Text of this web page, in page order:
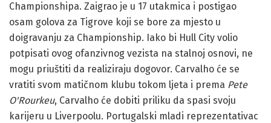
Championshipa. Zaigrao je u 17 utakmica i postigao
osam golova za Tigrove koji se bore za mjesto u
doigravanju za Championship. Iako bi Hull City volio
potpisati ovog ofanzivnog vezista na stalnoj osnovi, ne
mogu priuštiti da realiziraju dogovor. Carvalho će se
vratiti svom matičnom klubu tokom ljeta i prema Pete
O'Rourkeu, Carvalho će dobiti priliku da spasi svoju
karijeru u Liverpoolu. Portugalski mladi reprezentativac